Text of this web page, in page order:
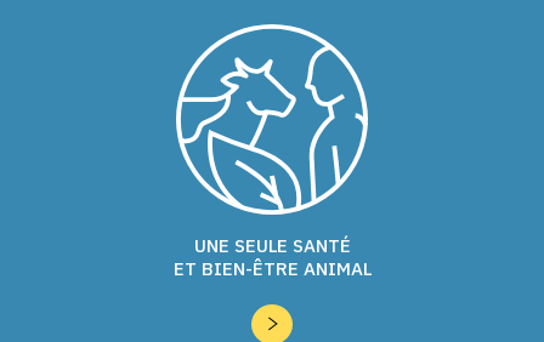
UNE SEULE SANTÉ
ET BIEN-ÊTRE ANIMAL